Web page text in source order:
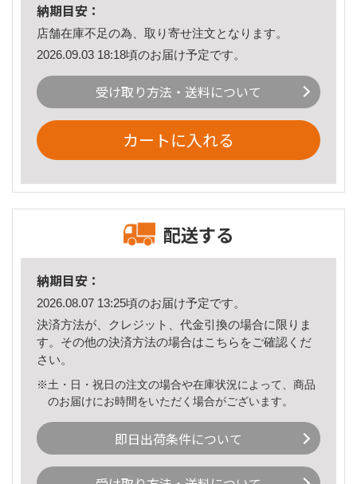
納期目安：
店舗在庫不足の為、取り寄せ注文となります。
2026.09.03 18:18頃のお届け予定です。
受け取り方法・送料について
カートに入れる
配送する
納期目安：
2026.08.07 13:25頃のお届け予定です。
決済方法が、クレジット、代金引換の場合に限りま
す。その他の決済方法の場合はこちら をご確認くだ
さい。
※土・日・祝日の注文の場合や在庫状況によって、商品
のお届けにお時間をいただく場合がございます。
即日出荷条件について